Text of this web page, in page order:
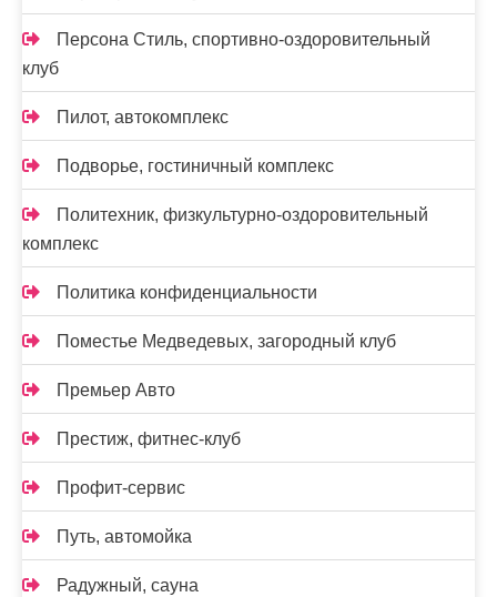
Персона Стиль, спортивно-оздоровительный
клуб
Пилот, автокомплекс
Подворье, гостиничный комплекс
Политехник, физкультурно-оздоровительный
комплекс
Политика конфиденциальности
Поместье Медведевых, загородный клуб
Премьер Авто
Престиж, фитнес-клуб
Профит-сервис
Путь, автомойка
Радужный, сауна